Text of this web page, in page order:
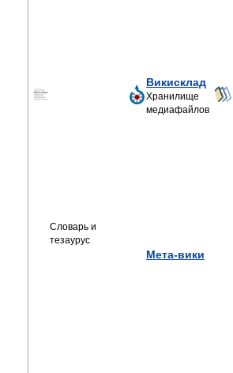
Словарь и
тезаурус
Викисклад
Хранилище
медиафайлов
Мета-вики